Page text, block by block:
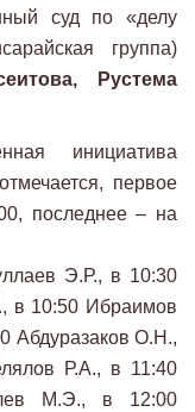
суд по «делу
группа)
Рустема
инициатива
первое
последнее – на
Э.Р., в 10:30
в 10:50 Ибраимов
Абдуразаков О.Н.,
Р.А., в 11:40
М.Э., в 12:00